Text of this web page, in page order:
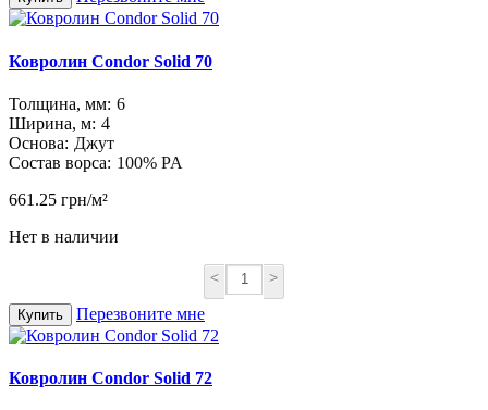
Ковролин Condor Solid 70
Толщина, мм: 6
Ширина, м: 4
Основа: Джут
Состав ворса: 100% PA
661.25 грн/м²
Нет в наличии
< >
Купить Перезвоните мне
Ковролин Condor Solid 72